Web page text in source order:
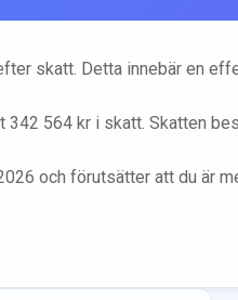
skatt. Detta innebär en
342 564 kr i skatt. Skatten
och förutsätter att du är